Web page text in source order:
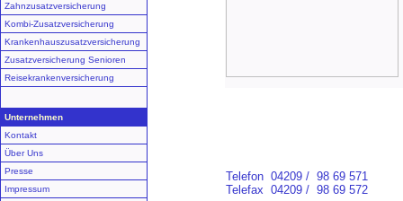
Zahnzusatzversicherung
Kombi-Zusatzversicherung
Krankenhauszusatzversicherung
Zusatzversicherung Senioren
Reisekrankenversicherung
Unternehmen
Kontakt
Über Uns
Presse
Impressum
Telefon
Telefax
04209 / 98 69 571
04209 / 98 69 572